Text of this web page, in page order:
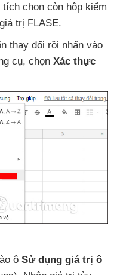
chọn còn hộp kiểm
trị FLASE.
thay đổi rồi nhấn vào
cụ, chọn Xác thực
ô Sử dụng giá trị ô